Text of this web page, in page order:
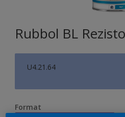
Rubbol BL
U4.21.64
Format